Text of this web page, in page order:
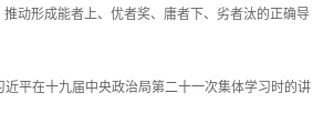
动形成能者上、优者奖、庸者下、劣者汰的正确导
平在十九届中央政治局第二十一次集体学习时的讲